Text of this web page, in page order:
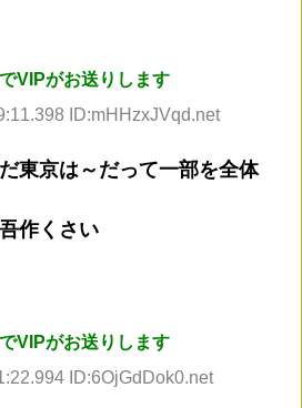
VIPがお送りします
ID:mHHzxJVqd.net
東京は～だって一部を全体
作くさい
VIPがお送りします
ID:6OjGdDok0.net